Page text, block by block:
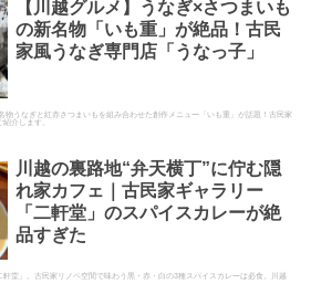
【川越グルメ】うなぎ×さつまいも
の新名物「いも重」が絶品！古民
家風うなぎ専門店「うなっ子」
物うなぎと紅赤さつまいもを組み合わせた創作メニュー「いも重」が話題！古民家
紹介します。
川越の裏路地“弁天横丁”に佇む隠
れ家カフェ｜古民家ギャラリー
「二軒堂」のスパイスカレーが絶
品すぎた
堂」。古民家リノベ空間で味わう黒・赤・白の3種スパイスカレーは必食。川越